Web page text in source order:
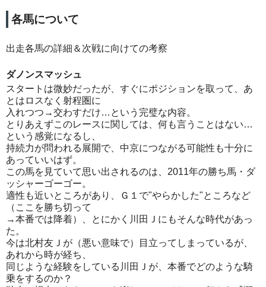
各馬について
出走各馬の詳細＆次戦に向けての考察
ダノンスマッシュ
スタートは微妙だったが、すぐにポジションを取って、あ
とはロスなく射程圏に
入れつつ→交わすだけ…という完璧な内容。
とりあえずこのレースに関しては、何も言うことはない…
という感覚になるし、
持続力が問われる展開で、中京につながる可能性も十分に
あっていいはず。
この馬を見ていて思い出されるのは、2011年の勝ち馬・ダ
ッシャーゴーゴー。
適性も近いところがあり、Ｇ１で"やらかした"ところなど
（ここを勝ち切って
→本番では降着）、とにかく川田Ｊにもそんな時代があっ
た。
今は北村友Ｊが（悪い意味で）目立ってしまっているが、
あれから時が経ち、
同じような経験をしている川田Ｊが、本番でどのような騎
乗をするのか？